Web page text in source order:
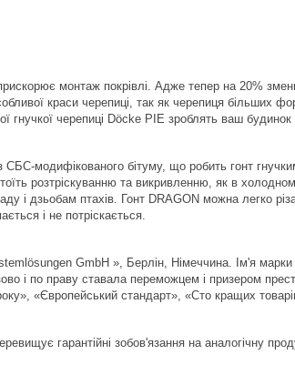
монтаж покрівлі. Адже тепер на 20%
​​краси черепиці, так як черепиця більших
гнучкої черепиці Dӧcke PIE зроблять ваш
модифікованого бітуму, що робить гонт
розтріскуванню та викривленню, як в
і дзьобам птахів. Гонт DRAGON можна легко
і не потріскається.
GmbH », Берлін, Німеччина. Ім'я
і по праву ставала переможцем і призером
«Європейський стандарт», «Сто кращих
гарантійні зобов'язання на аналогічну